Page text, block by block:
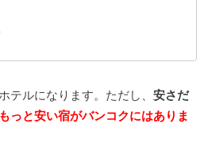
テルになります。ただし、 安さだ
っと安い宿がバンコクにはありま